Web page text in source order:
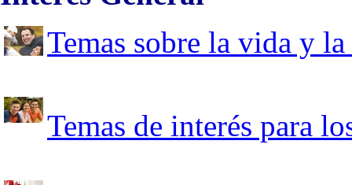
Temas sobre la vida y
Temas de interés para